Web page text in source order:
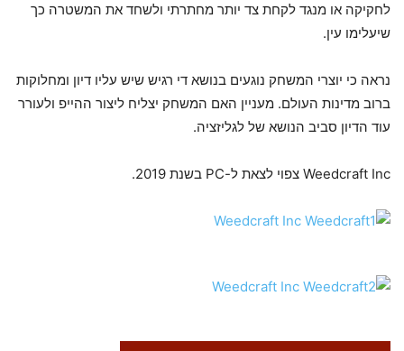
לחקיקה או מנגד לקחת צד יותר מחתרתי ולשחד את המשטרה כך
שיעלימו עין.
נראה כי יוצרי המשחק נוגעים בנושא די רגיש שיש עליו דיון ומחלוקות
ברוב מדינות העולם. מעניין האם המשחק יצליח ליצור ההייפ ולעורר
עוד הדיון סביב הנושא של לגליזציה.
Weedcraft Inc צפוי לצאת ל-PC בשנת 2019.